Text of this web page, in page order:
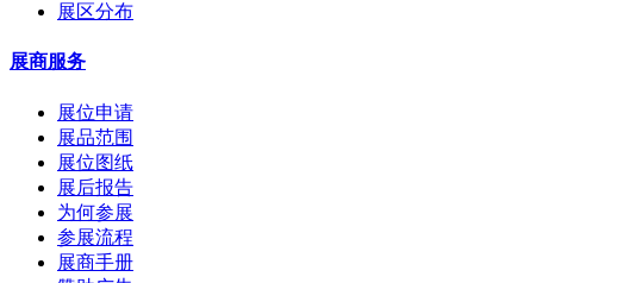
展区分布
展商服务
展位申请
展品范围
展位图纸
展后报告
为何参展
参展流程
展商手册